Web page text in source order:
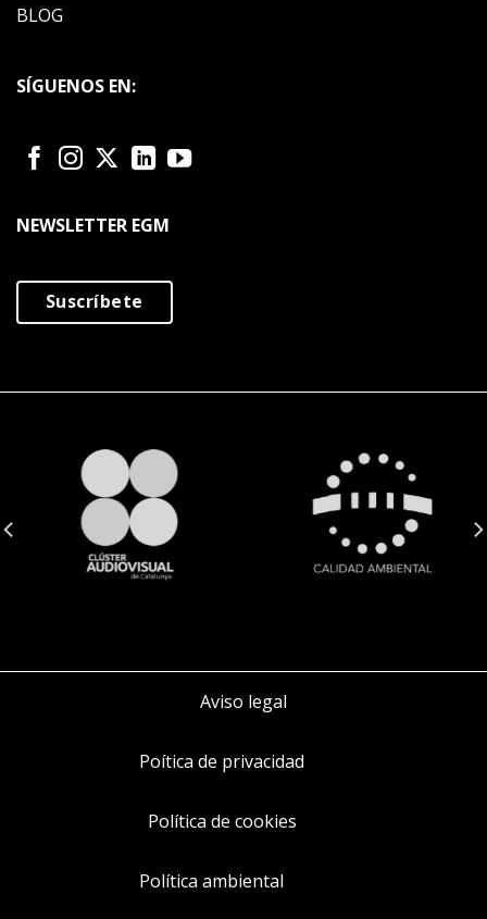
BLOG
SÍGUENOS EN:
NEWSLETTER EGM
Suscríbete
Aviso legal
Poítica de privacidad
Política de cookies
Política ambiental